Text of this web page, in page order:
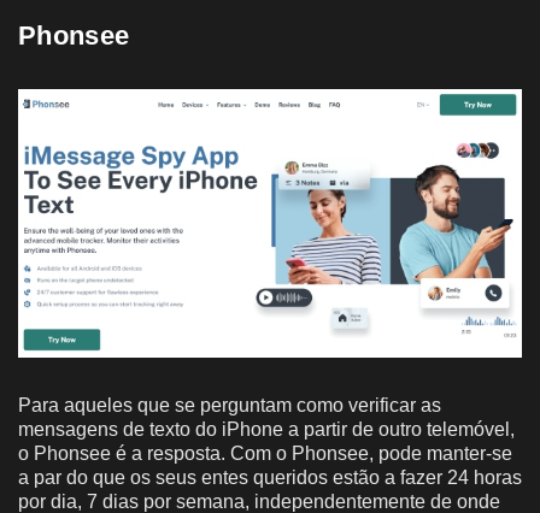
Phonsee
Para aqueles que se perguntam como verificar as
mensagens de texto do iPhone a partir de outro telemóvel,
o Phonsee é a resposta. Com o Phonsee, pode manter-se
a par do que os seus entes queridos estão a fazer 24 horas
por dia, 7 dias por semana, independentemente de onde